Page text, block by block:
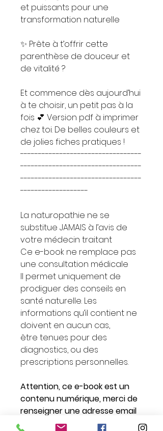
et puissants pour une
transformation naturelle
✨ Prête à t’offrir cette
parenthèse de douceur et
de vitalité ?
Et commence dès aujourd’hui
à te choisir, un petit pas à la
fois 💕 Version pdf à imprimer
chez toi. De belles couleurs et
de jolies fiches pratiques !
----------------------------------
----------------------------------
----------------------------------
-------------------
La naturopathie ne se
substitue JAMAIS à l’avis de
votre médecin traitant
Ce e-book ne remplace pas
une consultation médicale
Il permet uniquement de
prodiguer des conseils en
santé naturelle. Les
informations qu’il contient ne
doivent en aucun cas,
être tenues pour des
diagnostics, ou des
prescriptions personnelles.
Attention, ce e-book est un
contenu numérique, merci de
renseigner une adresse email
correcte lors de votre